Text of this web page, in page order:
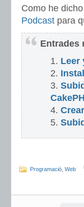
Como he
Podcast para
Entrades
Leer
Programació Web